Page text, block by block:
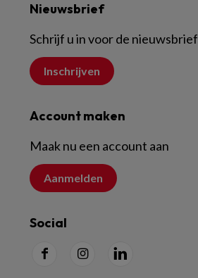
Nieuwsbrief
Schrijf u in voor de nieuwsbrief
Inschrijven
Account maken
Maak nu een account aan
Aanmelden
Social